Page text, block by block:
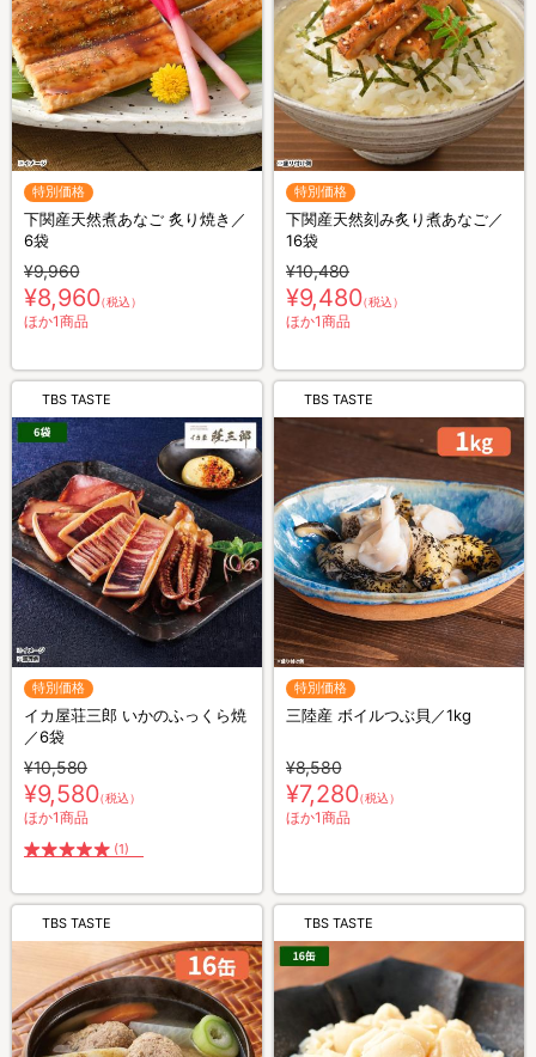
特別価格
下関産天然煮あなご 炙り焼き／
6袋
¥9,960
¥8,960（税込）
ほか1商品
特別価格
下関産天然刻み炙り煮あなご／
16袋
¥10,480
¥9,480（税込）
ほか1商品
TBS TASTE
特別価格
イカ屋荘三郎 いかのふっくら焼
／6袋
¥10,580
¥9,580（税込）
ほか1商品
(1)
TBS TASTE
特別価格
三陸産 ボイルつぶ貝／1kg
¥8,580
¥7,280（税込）
ほか1商品
TBS TASTE TBS TASTE